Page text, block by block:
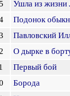
Ушла из жизни
Подонок
Павловский
О дырке в
Первый бой
Борода